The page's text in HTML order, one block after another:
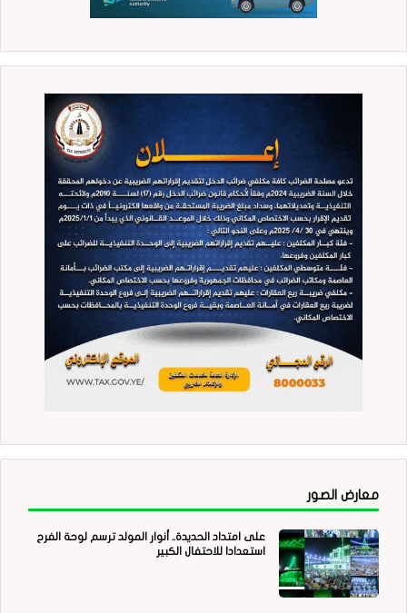
معارض الصور
على امتداد الحديدة.. أنوار المولد ترسم لوحة الفرح
استعدادا للاحتفال الكبير